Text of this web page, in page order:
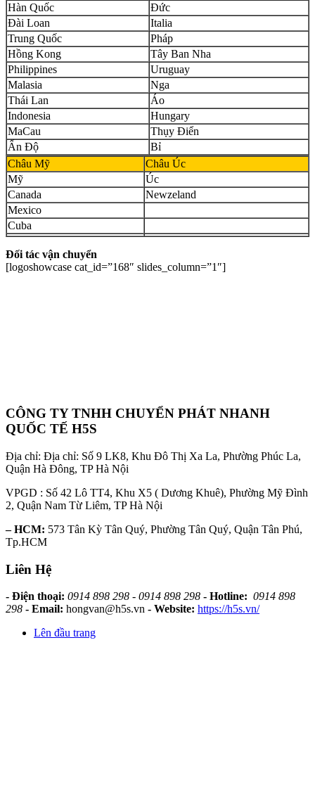
Hàn Quốc
Đức
Đài Loan
Italia
Trung Quốc
Pháp
Hồng Kong
Tây Ban Nha
Philippines
Uruguay
Malasia
Nga
Thái Lan
Áo
Indonesia
Hungary
MaCau
Thụy Điển
Ấn Độ
Bỉ
Châu Mỹ
Châu Úc
Mỹ
Úc
Canada
Newzeland
Mexico
Cuba
Đối tác vận chuyển
[logoshowcase cat_id=”168″ slides_column=”1″]
CÔNG TY TNHH CHUYỂN PHÁT NHANH
QUỐC TẾ H5S
Địa chỉ: Địa chỉ: Số 9 LK8, Khu Đô Thị Xa La, Phường Phúc La,
Quận Hà Đông, TP Hà Nội
VPGD : Số 42 Lô TT4, Khu X5 ( Dương Khuê), Phường Mỹ Đình
2, Quận Nam Từ Liêm, TP Hà Nội
– HCM: 573 Tân Kỳ Tân Quý, Phường Tân Quý, Quận Tân Phú,
Tp.HCM
Liên Hệ
- Điện thoại: 0914 898 298 - 0914 898 298 - Hotline: 0914 898
298 - Email: hongvan@h5s.vn - Website: https://h5s.vn/
Lên đầu trang